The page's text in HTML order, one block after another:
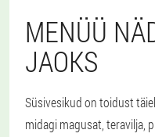
MENÜÜ
JAOKS
Süsivesikud on toidust
midagi magusat, teravilja,